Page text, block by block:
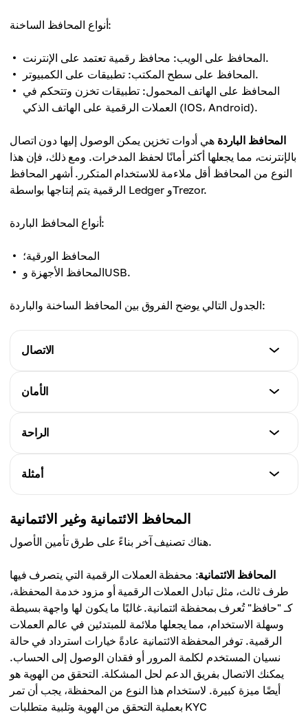
أنواع المحافظ الساخنة:
المحافظ على الويب: محافظ رقمية تعتمد على الإنترنت.
المحافظ على سطح المكتب: تطبيقات على الكمبيوتر.
المحافظ على الهاتف المحمول: تطبيقات تخزن وتتحكم في
العملات الرقمية على الهاتف الذكي (IOS، Android).
المحافظ الباردة هي أدوات تخزين يمكن الوصول إليها دون اتصال
بالإنترنت، مما يجعلها أكثر أمانًا لحفظ المدخرات. ومع ذلك، فإن هذا
النوع من المحافظ أقل ملاءمة للاستخدام المتكرر. أشهر المحافظ
الرقمية يتم إنتاجها بواسطة Ledger وTrezor.
أنواع المحافظ الباردة:
المحافظ الورقية؛
المحافظ الأجهزة وUSB.
الجدول التالي يوضح الفروق بين المحافظ الساخنة والباردة:
الاتصال
المحافظ الساخنة
المحافظ الباردة
الأمان
المحافظ الساخنة
عرضة للهجمات الإلكترونية
المحافظ الباردة
الراحة
المحافظ الساخنة
المحافظ الباردة
أقل راحة للاستخدام اليومي
أمثلة
المحافظ الساخنة
تطبيقات الهواتف المحمولة، محافظ البرمجيات
محافظ الأجهزة، المحافظ الورقية
المحافظ الائتمانية وغير الائتمانية
هناك تصنيف آخر بناءً على طرق تأمين الأصول.
المحافظ الائتمانية: محفظة العملات الرقمية التي يتصرف فيها
طرف ثالث، مثل تبادل العملات الرقمية أو مزود خدمة المحفظة،
كـ "حافظ" تُعرف بمحفظة ائتمانية. غالبًا ما يكون لها واجهة بسيطة
وسهلة الاستخدام، مما يجعلها ملائمة للمبتدئين في عالم العملات
الرقمية. توفر المحفظة الائتمانية عادةً خيارات استرداد في حالة
نسيان المستخدم لكلمة المرور أو فقدان الوصول إلى الحساب.
يمكنك الاتصال بفريق الدعم لحل المشكلة. التحقق من الهوية هو
أيضًا ميزة كبيرة. لاستخدام هذا النوع من المحفظة، يجب أن تمر
بعملية التحقق من الهوية وتلبية متطلبات KYC